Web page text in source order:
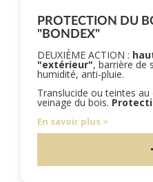
PROTECTION DU
"BONDEX"
DEUXIÈME ACTION :
"extérieur", barrière de
humidité, anti-pluie.
Translucide ou teintes
veinage du bois.
En savoir plus